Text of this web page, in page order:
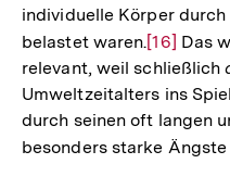
individuelle Körper
belastet waren.Zur
Auflösung
der
Fußnote
[16] Das
relevant, weil schließlich
Umweltzeitalters ins
durch seinen oft langen
besonders starke Ängste